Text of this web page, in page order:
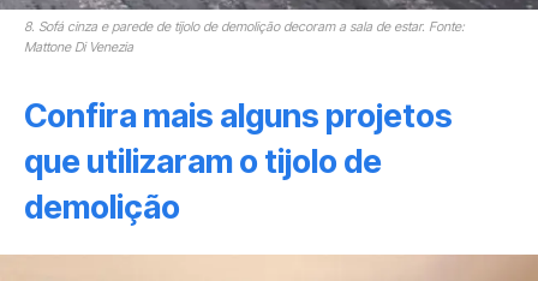
8. Sofá cinza e parede de tijolo de demolição decoram a sala de estar. Fonte:
Mattone Di Venezia
Confira mais alguns projetos
que utilizaram o tijolo de
demolição